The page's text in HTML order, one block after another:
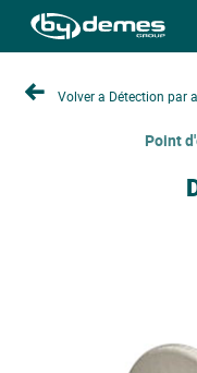
Volver a Détection par
Point